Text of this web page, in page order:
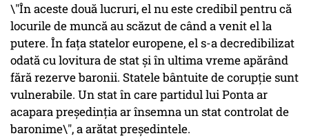
\"În aceste două lucruri, el nu este credibil pentru că
locurile de muncă au scăzut de când a venit el la
putere. În fața statelor europene, el s-a decredibilizat
odată cu lovitura de stat și în ultima vreme apărând
fără rezerve baronii. Statele bântuite de corupție sunt
vulnerabile. Un stat în care partidul lui Ponta ar
acapara președinția ar însemna un stat controlat de
baronime\", a arătat președintele.